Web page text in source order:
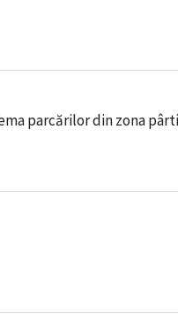
parcărilor din zona